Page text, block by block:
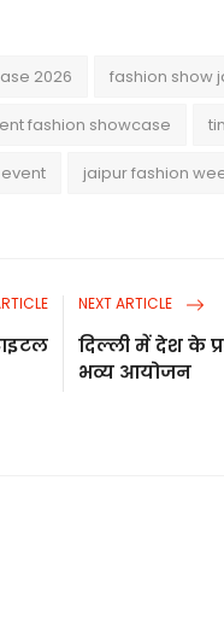
2026 fashion show
fashion showcase
jaipur fashion
NEXT ARTICLE
दिल्ली में देश के
भव्य आयोजन